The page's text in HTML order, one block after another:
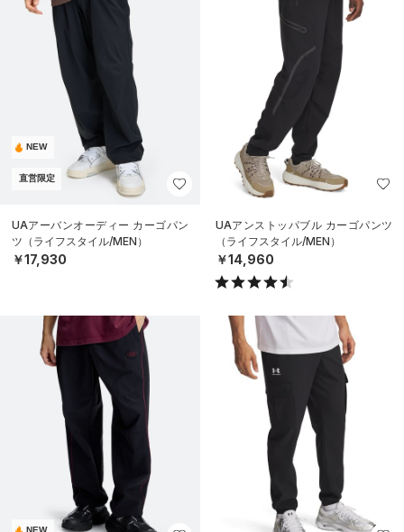
NEW
直営限定
UAアーバンオーディー カーゴパン
ツ（ライフスタイル/MEN）
￥17,930
UAアンストッパブル カーゴパンツ
（ライフスタイル/MEN）
￥14,960
NEW